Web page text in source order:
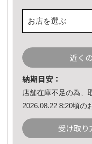
お店を選ぶ
近く
納期目安：
店舗在庫不足の為、
2026.08.22 8:20頃の
受け取り